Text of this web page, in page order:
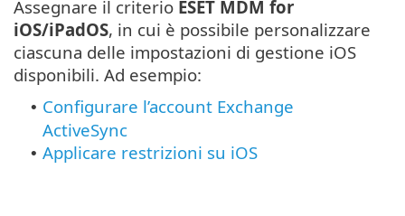
Assegnare il criterio ESET MDM for
iOS/iPadOS, in cui è possibile personalizzare
ciascuna delle impostazioni di gestione iOS
disponibili. Ad esempio:
• Configurare l’account Exchange
ActiveSync
• Applicare restrizioni su iOS